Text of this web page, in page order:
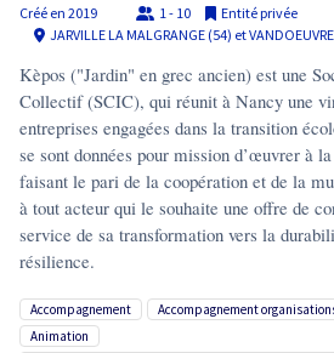
Créé en 2019 1 - 10
Entité privée
JARVILLE LA MALGRANGE (54) et
Kèpos ("Jardin" en grec ancien) est une
Collectif (SCIC), qui réunit à Nancy une
entreprises engagées dans la transition
se sont données pour mission d’œuvrer à
faisant le pari de la coopération et de la
à tout acteur qui le souhaite une offre de
service de sa transformation vers la
résilience.
accompagnement accompagnement
animation